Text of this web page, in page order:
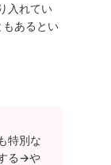
入れてい
もあるとい
特別な
る→や